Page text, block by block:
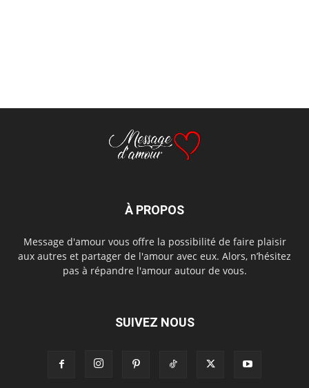
À PROPOS
Message d'amour vous offre la possibilité de faire plaisir
aux autres et partager de l'amour avec eux. Alors, n’hésitez
pas à répandre l'amour autour de vous.
SUIVEZ NOUS